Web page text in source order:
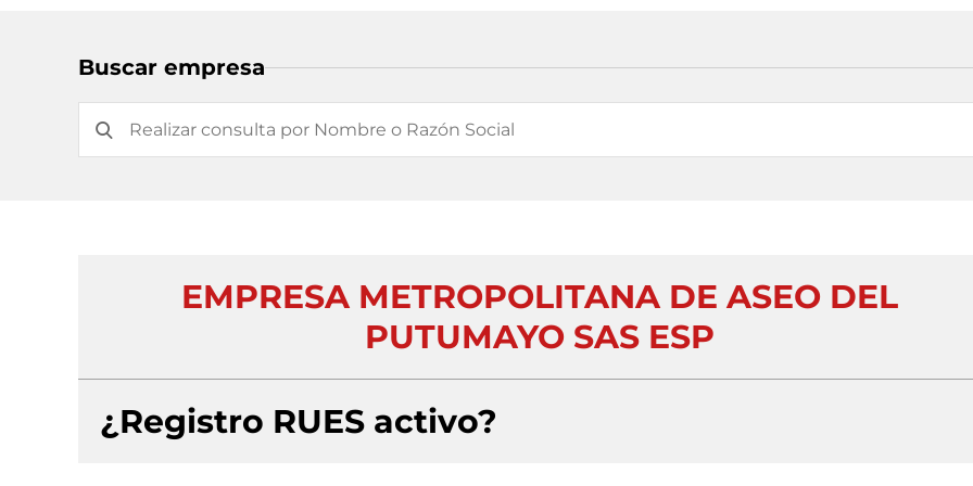
Buscar empresa
EMPRESA METROPOLITANA DE ASEO DEL
PUTUMAYO SAS ESP
¿Registro RUES activo?